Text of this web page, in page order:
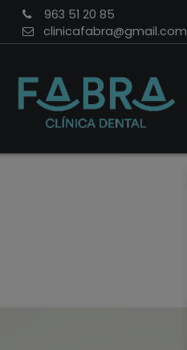
963 51 20 85
clinicafabra@gmail.com